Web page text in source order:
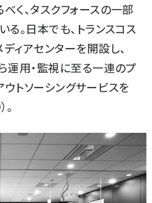
く、タスクフォースの一部
。日本でも、トランスコス
ィアセンターを開設し、
運用・監視に至る一連のプ
トソーシングサービスを